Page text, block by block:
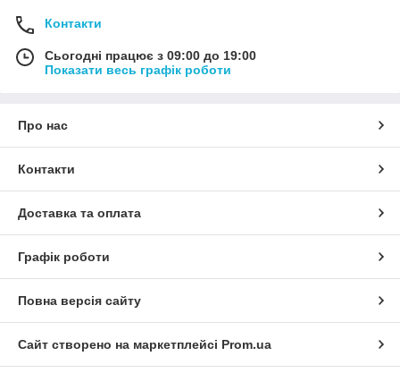
Контакти
Сьогодні працює з 09:00 до 19:00
Показати весь графік роботи
Про нас
Контакти
Доставка та оплата
Графік роботи
Повна версія сайту
Сайт створено на маркетплейсі Prom.ua